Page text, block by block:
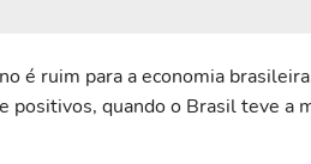
é ruim para a economia
quando o Brasil teve a